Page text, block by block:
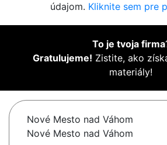
údajom. Kliknite sem pre
To je tvoja firma
Gratulujeme! Zistite, ako
materiály!
Nové Mesto nad Váhom
Nové Mesto nad Váhom